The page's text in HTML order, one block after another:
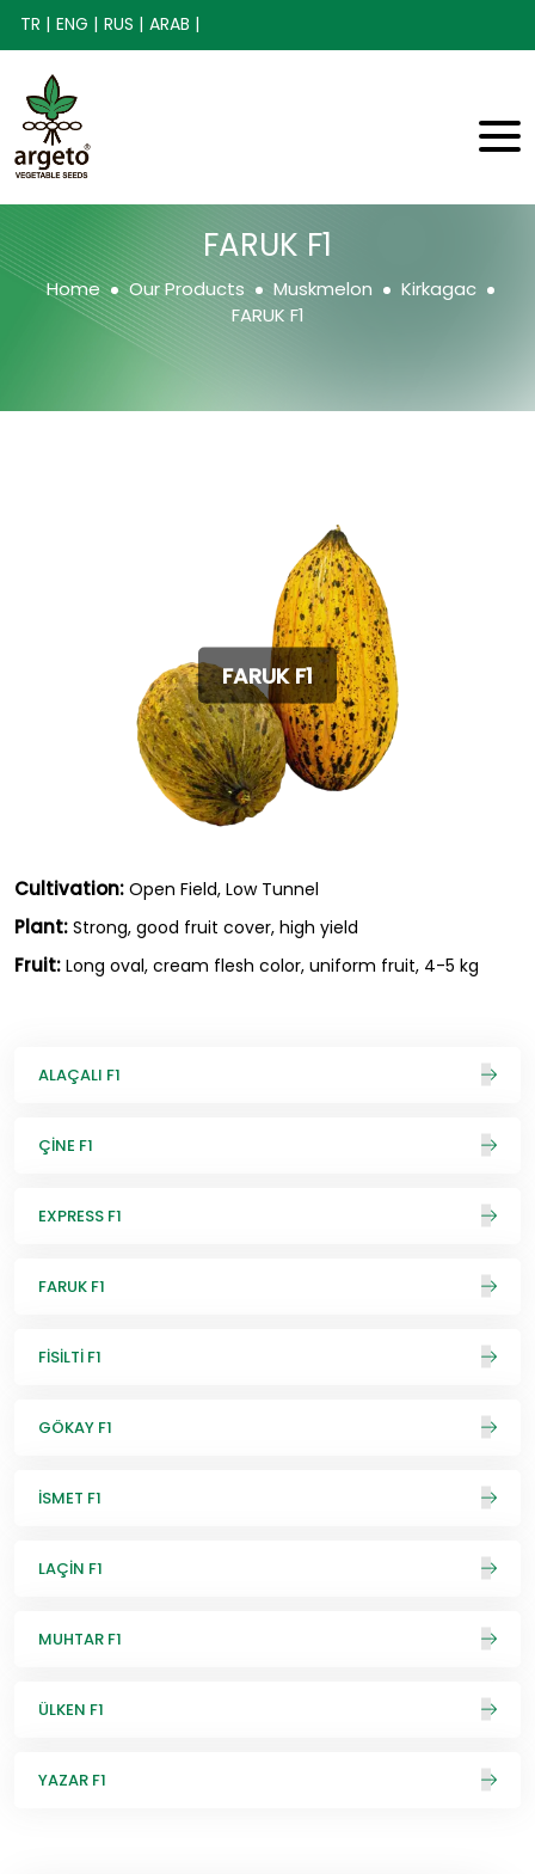
TR | ENG | RUS | ARAB |
FARUK F1
Home Our Products Muskmelon
Kirkagac
FARUK F1
FARUK F1
Cultivation: Open Field, Low Tunnel
Plant: Strong, good fruit cover, high yield
Fruit: Long oval, cream flesh color, uniform fruit, 4-5 kg
ALAÇALI F1
ÇİNE F1
EXPRESS F1
FARUK F1
FİSİLTİ F1
GÖKAY F1
İSMET F1
LAÇİN F1
MUHTAR F1
ÜLKEN F1
YAZAR F1